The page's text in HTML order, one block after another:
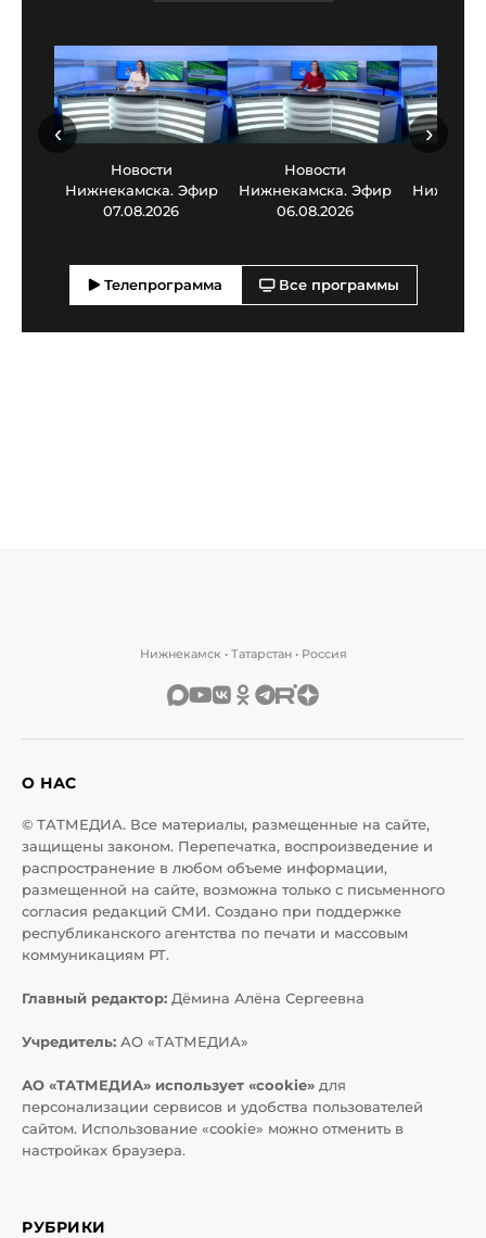
Новости
Нижнекамска. Эфир
07.08.2026
Новости
Нижнекамска. Эфир
06.08.2026
‹ ›
Телепрограмма Все программы
Нижнекамск • Татарстан • Россия
О НАС
© ТАТМЕДИА. Все материалы, размещенные на сайте,
защищены законом. Перепечатка, воспроизведение и
распространение в любом объеме информации,
размещенной на сайте, возможна только с письменного
согласия редакций СМИ. Создано при поддержке
республиканского агентства по печати и массовым
коммуникациям РТ.
Главный редактор: Дёмина Алёна Сергеевна
Учредитель: АО «ТАТМЕДИА»
АО «ТАТМЕДИА» использует «cookie» для
персонализации сервисов и удобства пользователей
сайтом. Использование «cookie» можно отменить в
настройках браузера.
РУБРИКИ